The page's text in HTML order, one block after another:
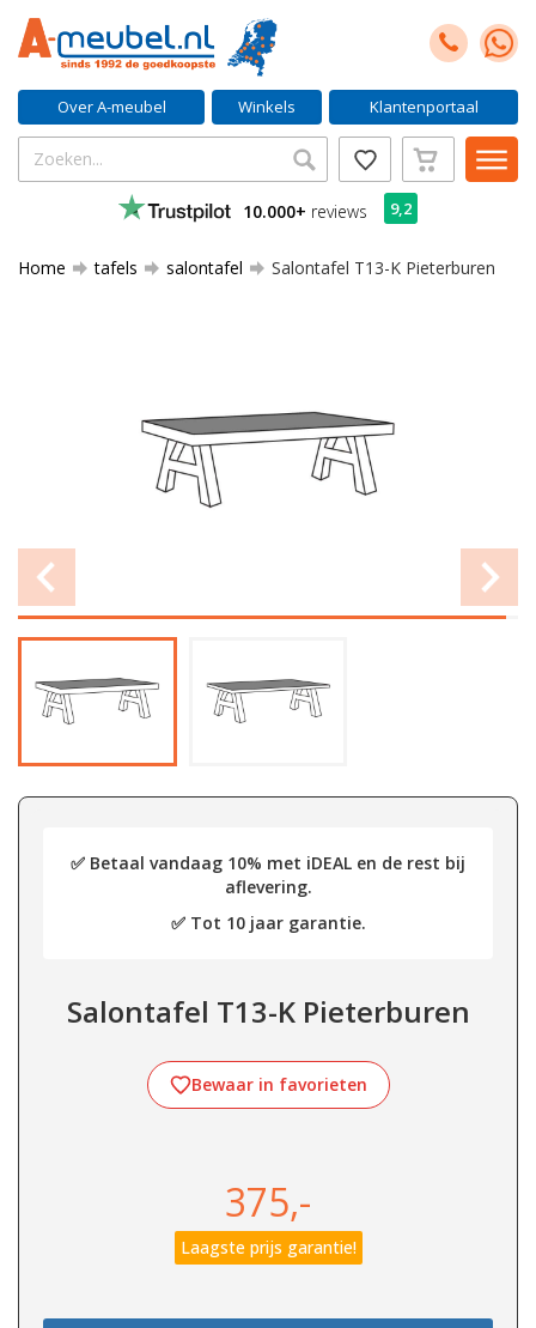
Over A-meubel Winkels Klantenportaal
10.000+ reviews 9,2
Home tafels salontafel Salontafel T13-K Pieterburen
✅ Betaal vandaag 10% met iDEAL en de rest bij
aflevering.
✅ Tot 10 jaar garantie.
Salontafel T13-K Pieterburen
Bewaar in favorieten
375,-
Laagste prijs garantie!